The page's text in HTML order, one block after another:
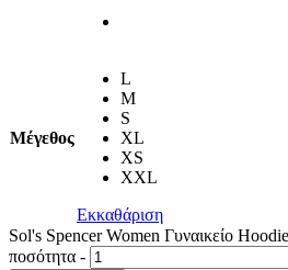
Μέγεθος
L
M
S
XL
XS
XXL
Εκκαθάριση
Sol's Spencer Women Γυναικείο
ποσότητα -